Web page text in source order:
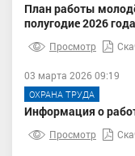
План работы
полугодие 2026 года
Просмотр
03 марта 2026 09:19
ОХРАНА ТРУДА
Информация о
Просмотр